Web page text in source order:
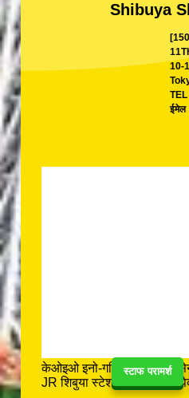
स्टाफ परामर्श
Shibuya
10-
TEL
ईमेल
केओइओ इनो-गशिरा लाइन
JR शिबुया स्टेशन से 15 मिनट